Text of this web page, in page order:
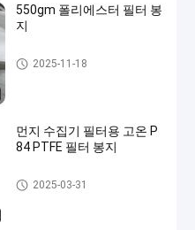
550gm 폴리에스터 필터 봉
지
폴리에스테르 필터 가방
2025-11-18
먼지 수집기 필터용 고온 P
84 PTFE 필터 봉지
폴리에스테르 필터 가방
2025-03-31